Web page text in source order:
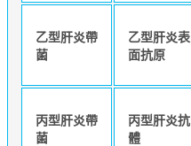
乙型肝炎帶
菌
乙型肝炎表
面抗原
丙型肝炎帶
菌
丙型肝炎抗
體